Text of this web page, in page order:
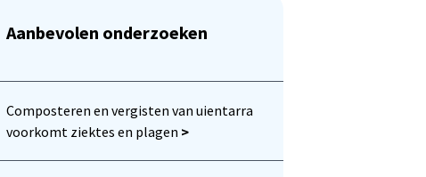
Aanbevolen onderzoeken
Composteren en vergisten van uientarra
voorkomt ziektes en plagen >